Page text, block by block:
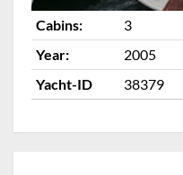
Cabins: 3
Year:
2005
Yacht-ID
38379